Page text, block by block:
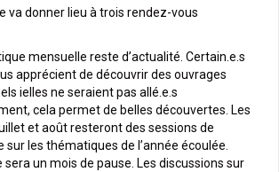
va donner lieu à trois rendez-vous
mensuelle reste d’actualité. Certain.e.s
apprécient de découvrir des ouvrages
ielles ne seraient pas allé.e.s
cela permet de belles découvertes. Les
et août resteront des sessions de
sur les thématiques de l’année écoulée.
sera un mois de pause. Les discussions sur